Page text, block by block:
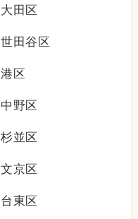
大田区
世田谷区
港区
中野区
杉並区
文京区
台東区